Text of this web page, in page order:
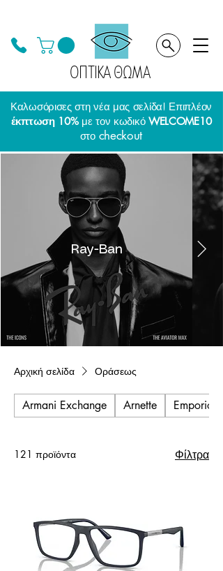
ΟΠΤΙΚΑ ΘΩΜΑ
Καλωσόρισες στη νέα μας σελίδα! Επιπλέον
έκπτωση 10%με τον κωδικό WELCOME10
στο checkout
Ray-Ban
Αρχική σελίδα Οράσεως
Armani Exchange Arnette Emporio
121 προϊόντα Φίλτρα